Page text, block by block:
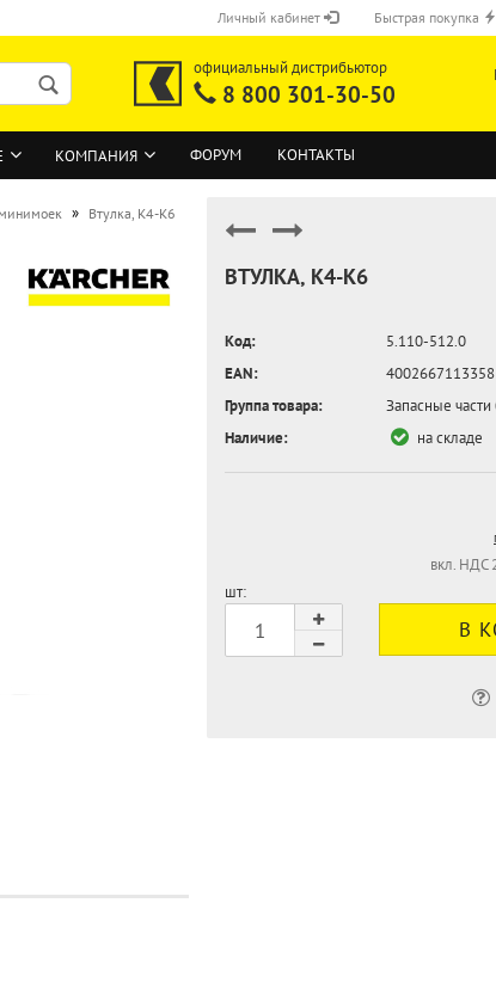
Личный кабинет
ВОЙТИ
Быстрая покупка
официальный дистрибьютор
8 800 301-30-50
КОМПАНИЯ ФОРУМ КОНТАКТЫ
» Втулка, K4-K6
ВТУЛКА, K4-K6
Код:
5.110-512.0
EAN:
4002667113358
Группа товара:
Запасные
Наличие:
на складе
вкл. НДС
шт: